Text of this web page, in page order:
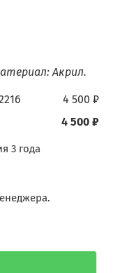
Акрил.
4 500 ₽
4 500 ₽
3 года